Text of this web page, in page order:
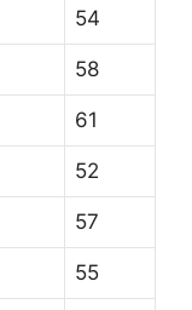
54
58
61
52
57
55